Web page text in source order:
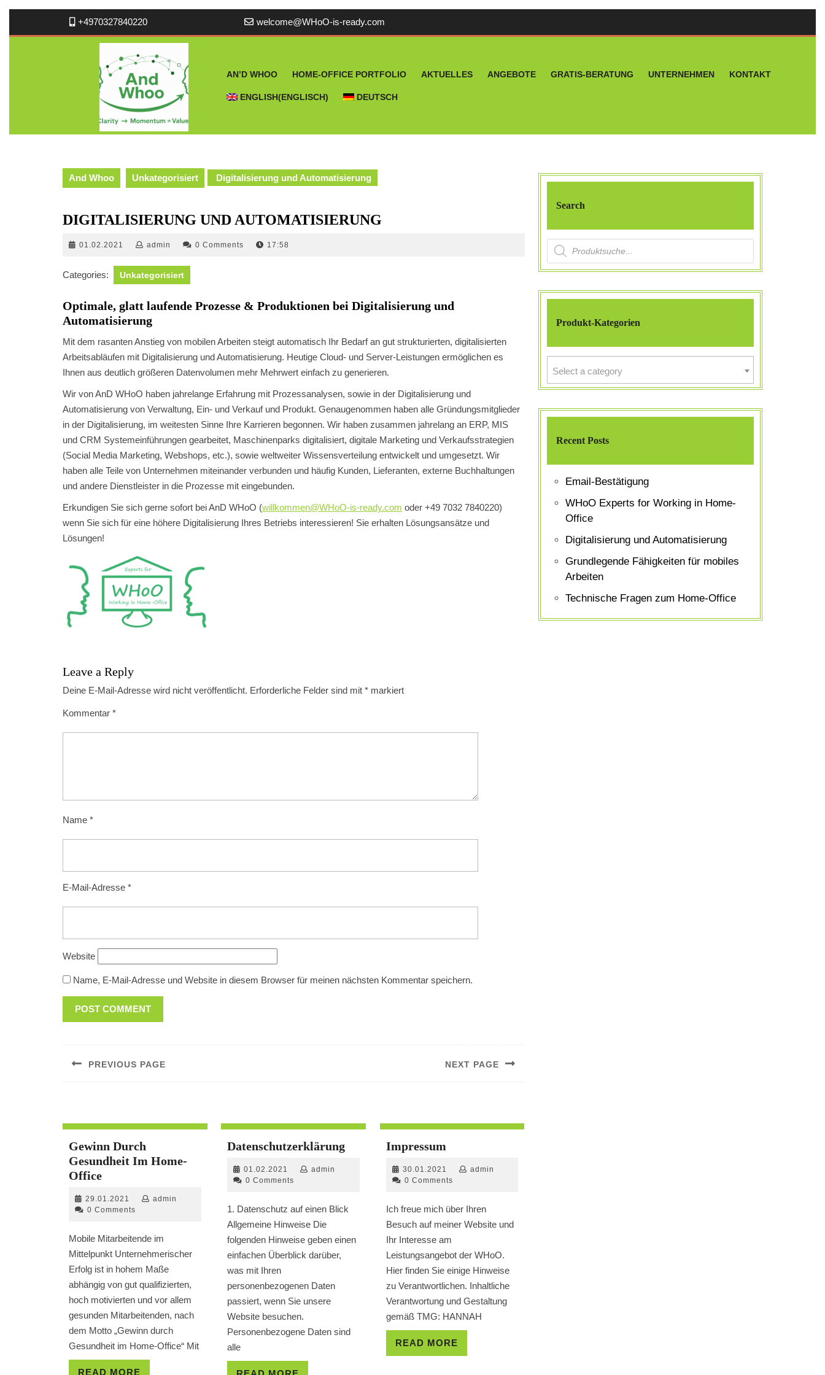
+4970327840220 welcome@WHoO-is-ready.com
is-
AN’D WHOO HOME-OFFICE PORTFOLIO AKTUELLES ANGEBOTE GRATIS-BERATUNG UNTERNEHMEN KONTAKT
ENGLISH(ENGLISCH) DEUTSCH
And Whoo Unkategorisiert Digitalisierung und Automatisierung
DIGITALISIERUNG UND AUTOMATISIERUNG
01.02.2021 01.02.2021
admin admin 0 Comments 17:58
Categories: Unkategorisiert
Optimale, glatt laufende Prozesse & Produktionen bei Digitalisierung und
Automatisierung
Mit dem rasanten Anstieg von mobilen Arbeiten steigt automatisch Ihr Bedarf an gut strukturierten, digitalisierten
Arbeitsabläufen mit Digitalisierung und Automatisierung. Heutige Cloud- und Server-Leistungen ermöglichen es
Ihnen aus deutlich größeren Datenvolumen mehr Mehrwert einfach zu generieren.
Wir von AnD WHoO haben jahrelange Erfahrung mit Prozessanalysen, sowie in der Digitalisierung und
Automatisierung von Verwaltung, Ein- und Verkauf und Produkt. Genaugenommen haben alle Gründungsmitglieder
in der Digitalisierung, im weitesten Sinne Ihre Karrieren begonnen. Wir haben zusammen jahrelang an ERP, MIS
und CRM Systemeinführungen gearbeitet, Maschinenparks digitalisiert, digitale Marketing und Verkaufsstrategien
(Social Media Marketing, Webshops, etc.), sowie weltweiter Wissensverteilung entwickelt und umgesetzt. Wir
haben alle Teile von Unternehmen miteinander verbunden und häufig Kunden, Lieferanten, externe Buchhaltungen
und andere Dienstleister in die Prozesse mit eingebunden.
Erkundigen Sie sich gerne sofort bei AnD WHoO (willkommen@WHoO-is-ready.com oder +49 7032 7840220)
wenn Sie sich für eine höhere Digitalisierung Ihres Betriebs interessieren! Sie erhalten Lösungsansätze und
Lösungen!
Leave a Reply
Deine E-Mail-Adresse wird nicht veröffentlicht. Erforderliche Felder sind mit * markiert
Kommentar *
Name *
E-Mail-Adresse *
Website
Name, E-Mail-Adresse und Website in diesem Browser für meinen nächsten Kommentar speichern.
PREVIOUS PAGE NEXT PAGE
Gewinn Durch
Gesundheit Im Home-
OfficeGewinn
Gesundheit
Home-
Office
29.01.2021 29.01.2021
admin
0 Comments
Mobile Mitarbeitende im
Mittelpunkt Unternehmerischer
Erfolg ist in hohem Maße
abhängig von gut qualifizierten,
hoch motivierten und vor allem
gesunden Mitarbeitenden, nach
dem Motto „Gewinn durch
Gesundheit im Home-Office“ Mit
READ MORE
DatenschutzerklärungDatenschutzerklärung
01.02.2021 01.02.2021
admin
0 Comments
1. Datenschutz auf einen Blick
Allgemeine Hinweise Die
folgenden Hinweise geben einen
einfachen Überblick darüber,
was mit Ihren
personenbezogenen Daten
passiert, wenn Sie unsere
Website besuchen.
Personenbezogene Daten sind
alle
ImpressumImpressum
30.01.2021 30.01.2021
admin
0 Comments
Ich freue mich über Ihren
Besuch auf meiner Website und
Ihr Interesse am
Leistungsangebot der WHoO.
Hier finden Sie einige Hinweise
zu Verantwortlichen. Inhaltliche
Verantwortung und Gestaltung
gemäß TMG: HANNAH
READ MORE
MORE
Search
Products search
Produkt-Kategorien
Select a category
Recent Posts
Email-Bestätigung
WHoO Experts for Working in Home-
Office
Digitalisierung und Automatisierung
Grundlegende Fähigkeiten für mobiles
Arbeiten
Technische Fragen zum Home-Office